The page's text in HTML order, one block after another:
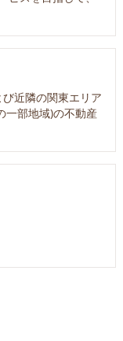
近隣の関東エリア
一部地域)の不動産